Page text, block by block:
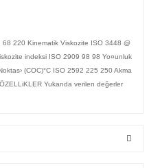
68 220 Kinematik Viskozite ISO 3448 @
indeksi ISO 2909 98 98 Yo¤unluk
(COC)°C ISO 2592 225 250 Akma
Yukarıda verilen değerler